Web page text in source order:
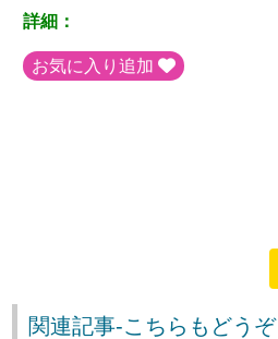
詳細：
お気に入り追加
関連記事-こちらもどうぞ